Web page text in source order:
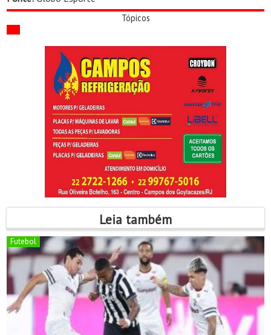
Tópicos
Leia também
Futebol